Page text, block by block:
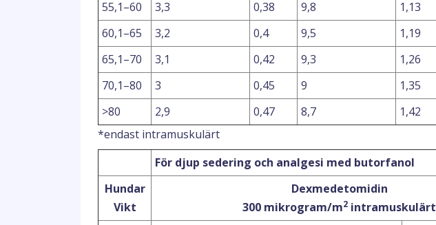
55,1–60
3,3 0,38 9,8 1,13
60,1–65
3,2 0,4 9,5 1,19
65,1–70
3,1 0,42 9,3 1,26
70,1–80
3 0,45 9 1,35
>80
2,9 0,47 8,7 1,42
*endast intramuskulärt
För djup sedering och analgesi med butorfanol
Hundar
Vikt
Dexmedetomidin
300 mikrogram/m2 intramuskulärt